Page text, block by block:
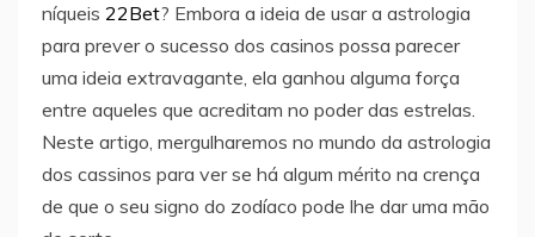
níqueis 22Bet? Embora a ideia de usar a astrologia
para prever o sucesso dos casinos possa parecer
uma ideia extravagante, ela ganhou alguma força
entre aqueles que acreditam no poder das estrelas.
Neste artigo, mergulharemos no mundo da astrologia
dos cassinos para ver se há algum mérito na crença
de que o seu signo do zodíaco pode lhe dar uma mão